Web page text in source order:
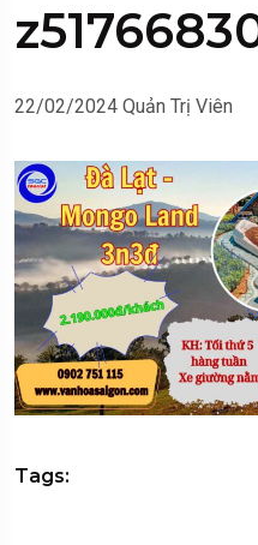
22/02/2024 Quản Trị Viên
Tags: